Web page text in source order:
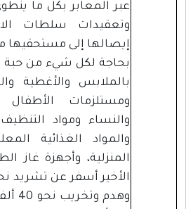
عبر المعابر بكل ما
وتعقيدات سلطات
إيصالها إلى مستحقيها
بحاجة لكل شيء من حبة
بالملابس والأغطية
ومستلزمات الأطفال
والنساء ومواد
والمواد الغذائية
المنزلية، وأجهزة غاز
الأخير أسفر عن تشريد